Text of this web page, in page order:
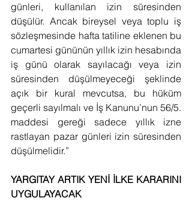
günleri, kullanılan izin süresinden
düşülür. Ancak bireysel veya toplu iş
sözleşmesinde hafta tatiline eklenen bu
cumartesi gününün yıllık izin hesabında
iş günü olarak sayılacağı veya izin
süresinden düşülmeyeceği şeklinde
açık bir kural mevcutsa, bu hüküm
geçerli sayılmalı ve İş Kanunu’nun 56/5.
maddesi gereği sadece yıllık izne
rastlayan pazar günleri izin süresinden
düşülmelidir.”
YARGITAY ARTIK YENİ İLKE KARARINI
UYGULAYACAK